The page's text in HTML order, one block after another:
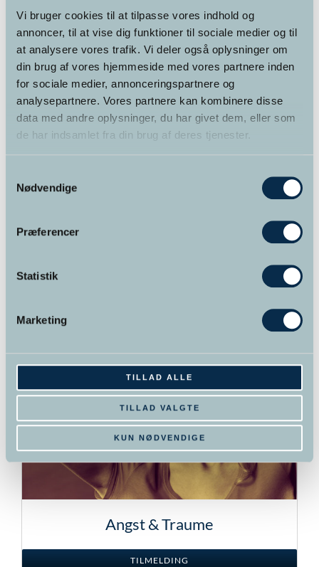
Vi bruger cookies til at tilpasse vores indhold og
annoncer, til at vise dig funktioner til sociale medier og til
at analysere vores trafik. Vi deler også oplysninger om
din brug af vores hjemmeside med vores partnere inden
for sociale medier, annonceringspartnere og
analysepartnere. Vores partnere kan kombinere disse
data med andre oplysninger, du har givet dem, eller som
de har indsamlet fra din brug af deres tjenester.
Nødvendige
Præferencer
Statistik
Marketing
TILLAD ALLE
TILLAD VALGTE
KUN NØDVENDIGE
TILMELDING
Angst & Traume
TILMELDING